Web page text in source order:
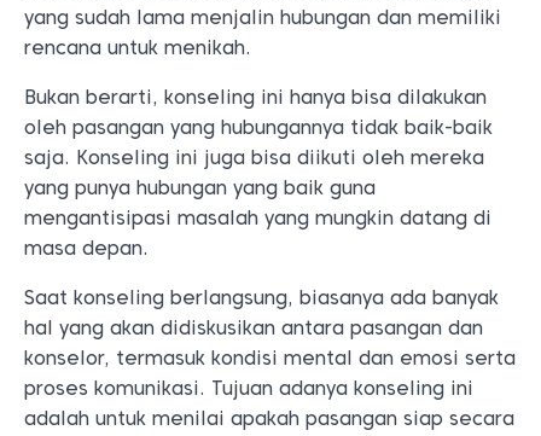
yang sudah lama menjalin hubungan dan memiliki
rencana untuk menikah.
Bukan berarti, konseling ini hanya bisa dilakukan
oleh pasangan yang hubungannya tidak baik-baik
saja. Konseling ini juga bisa diikuti oleh mereka
yang punya hubungan yang baik guna
mengantisipasi masalah yang mungkin datang di
masa depan.
Saat konseling berlangsung, biasanya ada banyak
hal yang akan didiskusikan antara pasangan dan
konselor, termasuk kondisi mental dan emosi serta
proses komunikasi. Tujuan adanya konseling ini
adalah untuk menilai apakah pasangan siap secara